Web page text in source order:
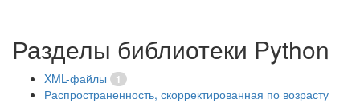
Разделы библиотеки Python
XML-файлы 1
Распространенность, скорректированная по возрасту